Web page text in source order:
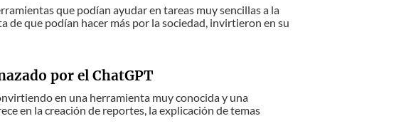
que podían ayudar en tareas muy sencillas a la
de que podían hacer más por la sociedad, invirtieron en su
por el ChatGPT
en una herramienta muy conocida y una
en la creación de reportes, la explicación de temas